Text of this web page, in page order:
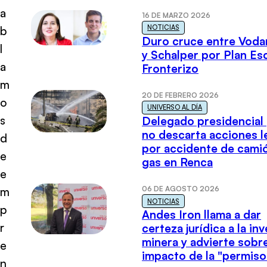
a
b
l
a
m
o
s
d
e
e
m
p
r
e
n
16 DE MARZO 2026
NOTICIAS
Duro cruce entre
y Schalper por Plan
Fronterizo
20 DE FEBRERO 2026
UNIVERSO AL DÍA
Delegado presidencial
no descarta acciones
por accidente de
gas en Renca
06 DE AGOSTO 2026
NOTICIAS
Andes Iron llama a dar
certeza jurídica a la
minera y advierte
impacto de la